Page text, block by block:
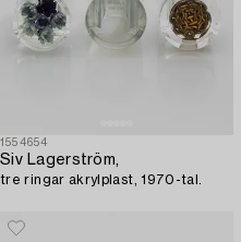
1554654
Siv Lagerström,
tre ringar akrylplast, 1970-tal.